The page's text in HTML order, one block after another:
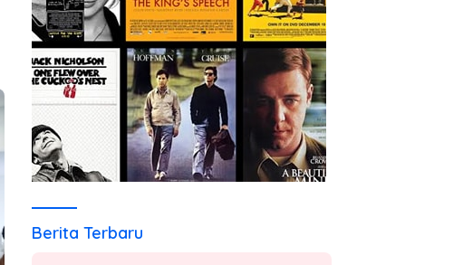
Berita Terbaru